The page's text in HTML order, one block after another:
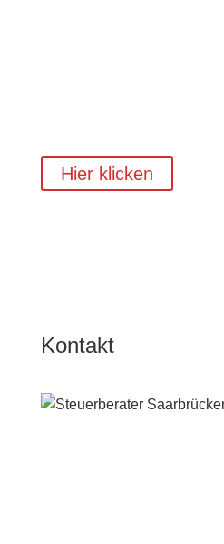
Hier klicken
Kontakt